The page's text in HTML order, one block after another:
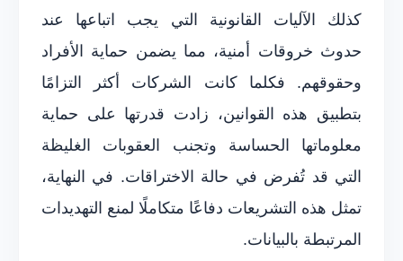
كذلك الآليات القانونية التي يجب اتباعها عند
حدوث خروقات أمنية، مما يضمن حماية الأفراد
وحقوقهم. فكلما كانت الشركات أكثر التزامًا
بتطبيق هذه القوانين، زادت قدرتها على حماية
معلوماتها الحساسة وتجنب العقوبات الغليظة
التي قد تُفرض في حالة الاختراقات. في النهاية،
تمثل هذه التشريعات دفاعًا متكاملًا لمنع التهديدات
المرتبطة بالبيانات.